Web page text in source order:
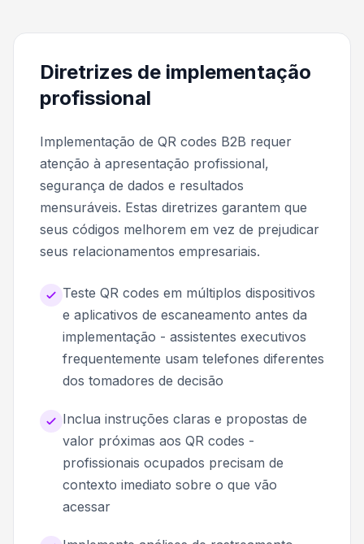
Diretrizes de implementação
profissional
Implementação de QR codes B2B requer
atenção à apresentação profissional,
segurança de dados e resultados
mensuráveis. Estas diretrizes garantem que
seus códigos melhorem em vez de prejudicar
seus relacionamentos empresariais.
Teste QR codes em múltiplos dispositivos
e aplicativos de escaneamento antes da
implementação - assistentes executivos
frequentemente usam telefones diferentes
dos tomadores de decisão
Inclua instruções claras e propostas de
valor próximas aos QR codes -
profissionais ocupados precisam de
contexto imediato sobre o que vão
acessar